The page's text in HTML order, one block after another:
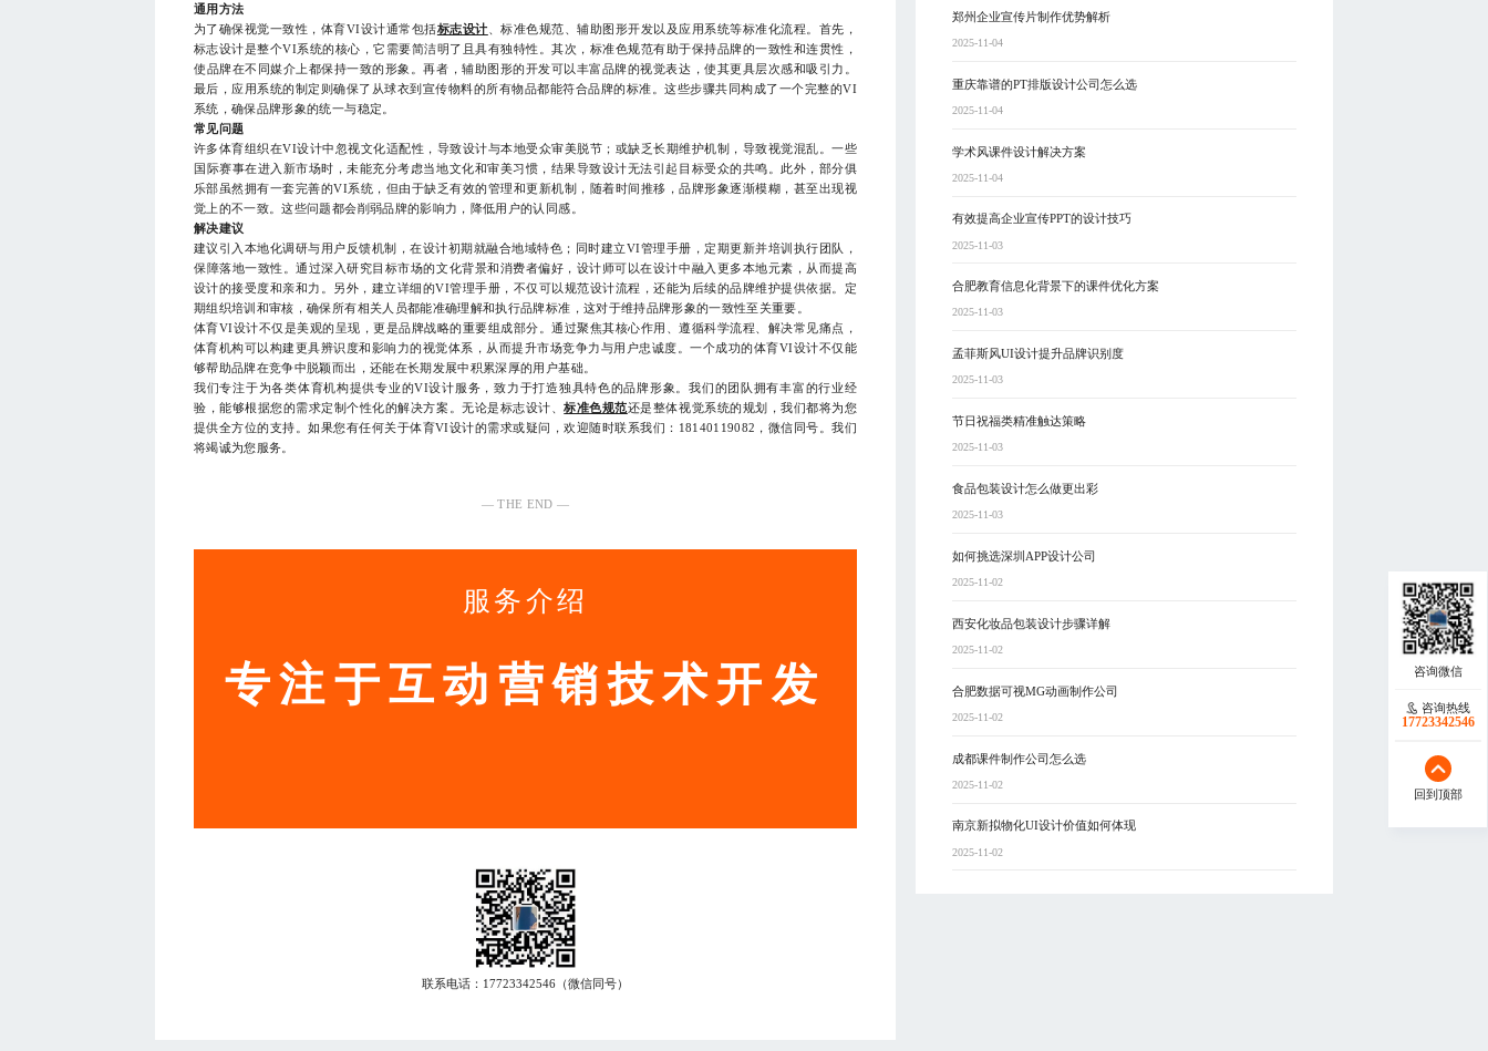
通用方法
为了确保视觉一致性，体育VI设计通常包括标志设计 、标准色规范、辅助图形开发以及应用系统等标准化流程。首先，
标志设计是整个VI系统的核心，它需要简洁明了且具有独特性。其次，标准色规范有助于保持品牌的一致性和连贯性，
使品牌在不同媒介上都保持一致的形象。再者，辅助图形的开发可以丰富品牌的视觉表达，使其更具层次感和吸引力。
最后，应用系统的制定则确保了从球衣到宣传物料的所有物品都能符合品牌的标准。这些步骤共同构成了一个完整的VI
系统，确保品牌形象的统一与稳定。
常见问题
许多体育组织在VI设计中忽视文化适配性，导致设计与本地受众审美脱节；或缺乏长期维护机制，导致视觉混乱。一些
国际赛事在进入新市场时，未能充分考虑当地文化和审美习惯，结果导致设计无法引起目标受众的共鸣。此外，部分俱
乐部虽然拥有一套完善的VI系统，但由于缺乏有效的管理和更新机制，随着时间推移，品牌形象逐渐模糊，甚至出现视
觉上的不一致。这些问题都会削弱品牌的影响力，降低用户的认同感。
解决建议
建议引入本地化调研与用户反馈机制，在设计初期就融合地域特色；同时建立VI管理手册，定期更新并培训执行团队，
保障落地一致性。通过深入研究目标市场的文化背景和消费者偏好，设计师可以在设计中融入更多本地元素，从而提高
设计的接受度和亲和力。另外，建立详细的VI管理手册，不仅可以规范设计流程，还能为后续的品牌维护提供依据。定
期组织培训和审核，确保所有相关人员都能准确理解和执行品牌标准，这对于维持品牌形象的一致性至关重要。
体育VI设计不仅是美观的呈现，更是品牌战略的重要组成部分。通过聚焦其核心作用、遵循科学流程、解决常见痛点，
体育机构可以构建更具辨识度和影响力的视觉体系，从而提升市场竞争力与用户忠诚度。一个成功的体育VI设计不仅能
够帮助品牌在竞争中脱颖而出，还能在长期发展中积累深厚的用户基础。
我们专注于为各类体育机构提供专业的VI设计服务，致力于打造独具特色的品牌形象。我们的团队拥有丰富的行业经
验，能够根据您的需求定制个性化的解决方案。无论是标志设计、标准色规范还是整体视觉系统的规划，我们都将为您
提供全方位的支持。如果您有任何关于体育VI设计的需求或疑问，欢迎随时联系我们：18140119082，微信同号。我们
将竭诚为您服务。
— THE END —
服务介绍
专注于互动营销技术开发
联系电话： 17723342546 （微信同号）
郑州企业宣传片制作优势解析
2025-11-04
重庆靠谱的PT排版设计公司怎么选
2025-11-04
学术风课件设计解决方案
2025-11-04
有效提高企业宣传PPT的设计技巧
2025-11-03
合肥教育信息化背景下的课件优化方案
2025-11-03
孟菲斯风UI设计提升品牌识别度
2025-11-03
节日祝福类精准触达策略
2025-11-03
食品包装设计怎么做更出彩
2025-11-03
如何挑选深圳APP设计公司
2025-11-02
西安化妆品包装设计步骤详解
2025-11-02
合肥数据可视MG动画制作公司
2025-11-02
成都课件制作公司怎么选
2025-11-02
南京新拟物化UI设计价值如何体现
2025-11-02
咨询热线
17723342546
回到顶部